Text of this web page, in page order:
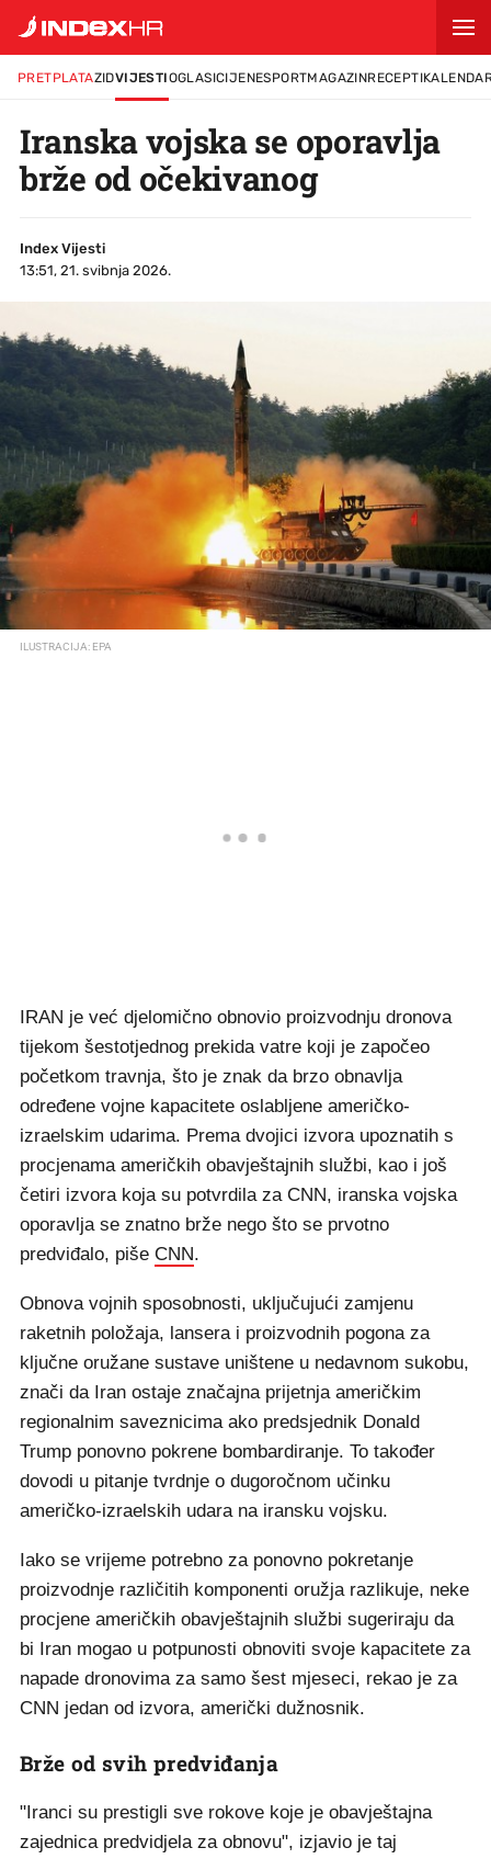
PRETPLATAZIDVIJESTIOGLASICIJENESPORTMAGAZINRECEPTI
Iranska vojska se oporavlja
brže od očekivanog
Index Vijesti
13:51, 21. svibnja 2026.
ILUSTRACIJA: EPA
IRAN je već djelomično obnovio proizvodnju dronova
tijekom šestotjednog prekida vatre koji je započeo
početkom travnja, što je znak da brzo obnavlja
određene vojne kapacitete oslabljene američko-
izraelskim udarima. Prema dvojici izvora upoznatih s
procjenama američkih obavještajnih službi, kao i još
četiri izvora koja su potvrdila za CNN, iranska vojska
oporavlja se znatno brže nego što se prvotno
predviđalo, piše CNN.
Obnova vojnih sposobnosti, uključujući zamjenu
raketnih položaja, lansera i proizvodnih pogona za
ključne oružane sustave uništene u nedavnom sukobu,
znači da Iran ostaje značajna prijetnja američkim
regionalnim saveznicima ako predsjednik Donald
Trump ponovno pokrene bombardiranje. To također
dovodi u pitanje tvrdnje o dugoročnom učinku
američko-izraelskih udara na iransku vojsku.
Iako se vrijeme potrebno za ponovno pokretanje
proizvodnje različitih komponenti oružja razlikuje, neke
procjene američkih obavještajnih službi sugeriraju da
bi Iran mogao u potpunosti obnoviti svoje kapacitete za
napade dronovima za samo šest mjeseci, rekao je za
CNN jedan od izvora, američki dužnosnik.
Brže od svih predviđanja
"Iranci su prestigli sve rokove koje je obavještajna
zajednica predvidjela za obnovu", izjavio je taj